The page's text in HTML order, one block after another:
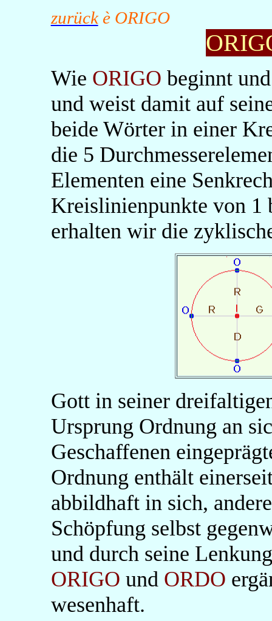
zurück èORIGO
Wie ORIGO beginnt
und weist damit auf
beide Wörter in einer
die 5
Elementen eine
Kreislinienpunkte von 1
erhalten wir die
Gott in seiner
Ursprung Ordnung an
Geschaffenen
Ordnung enthält
abbildhaft in sich,
Schöpfung selbst
und durch seine
ORIGO und ORDO
wesenhaft.